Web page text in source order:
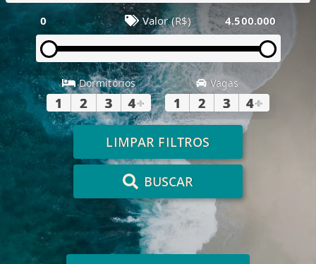
0 Valor (R$) 4.500.000
Dormitórios
1 2 3 4+
Vagas
1 2 3 4+
LIMPAR FILTROS
BUSCAR